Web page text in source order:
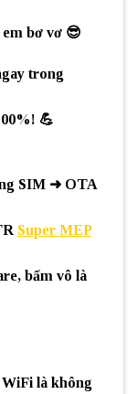
bơ vơ 😎
trong
💪
SIM ➜ OTA
Super MEP
, bấm vô là
là không